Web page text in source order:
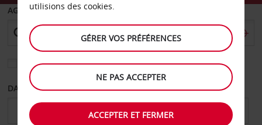
AGENCE DE DÉPART
Sélectionnez une autre agence de retour
DATE DE DÉPART DATE DE RETOUR
utilisions des cookies.
GÉRER VOS PRÉFÉRENCES
NE PAS ACCEPTER
ACCEPTER ET FERMER